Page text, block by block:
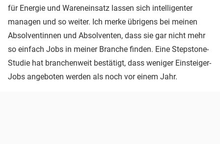
für Energie und Wareneinsatz lassen sich intelligenter
managen und so weiter. Ich merke übrigens bei meinen
Absolventinnen und Absolventen, dass sie gar nicht mehr
so einfach Jobs in meiner Branche finden. Eine Stepstone-
Studie hat branchenweit bestätigt, dass weniger Einsteiger-
Jobs angeboten werden als noch vor einem Jahr.